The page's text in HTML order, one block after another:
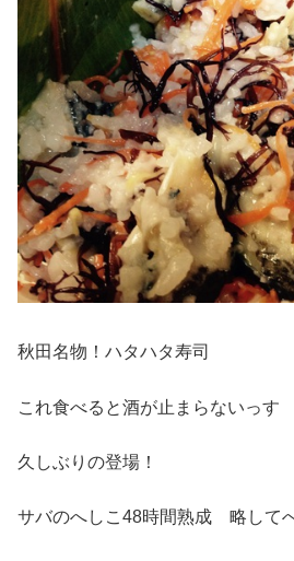
秋田名物！ハタハタ寿司
これ食べると酒が止まらないっす
久しぶりの登場！
サバのへしこ48時間熟成 略して